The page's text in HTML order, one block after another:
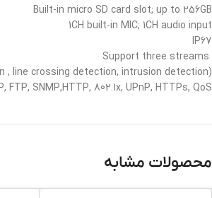
Built-in micro SD card slot; up to 256GB
1CH built-in MIC; 1CH audio input
IP67
, line crossing detection, intrusion detection)
FTP, SNMP,HTTP, 802.1x, UPnP, HTTPs, QoS
محصولات مشابه